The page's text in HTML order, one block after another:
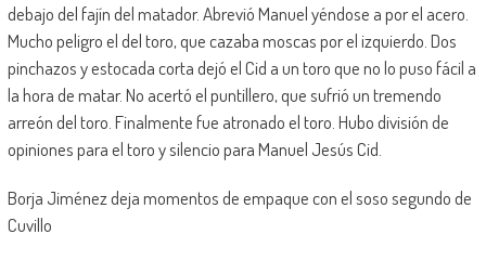
debajo del fajín del matador. Abrevió Manuel yéndose a por el acero.
Mucho peligro el del toro, que cazaba moscas por el izquierdo. Dos
pinchazos y estocada corta dejó el Cid a un toro que no lo puso fácil a
la hora de matar. No acertó el puntillero, que sufrió un tremendo
arreón del toro. Finalmente fue atronado el toro. Hubo división de
opiniones para el toro y silencio para Manuel Jesús Cid.
Borja Jiménez deja momentos de empaque con el soso segundo de
Cuvillo